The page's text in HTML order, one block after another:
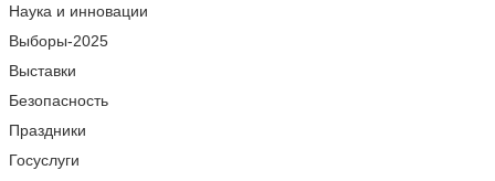
Наука и инновации
Выборы-2025
Выставки
Безопасность
Праздники
Госуслуги